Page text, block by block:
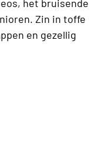
het bruisende
Zin in toffe
en gezellig